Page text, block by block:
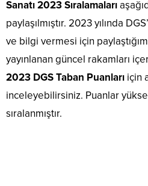
Sanatı 2023 Sıralamaları
paylaşılmıştır. 2023 yılında
ve bilgi vermesi için
yayınlanan güncel rakamları
2023 DGS Taban Puanları için
inceleyebilirsiniz. Puanlar
sıralanmıştır.